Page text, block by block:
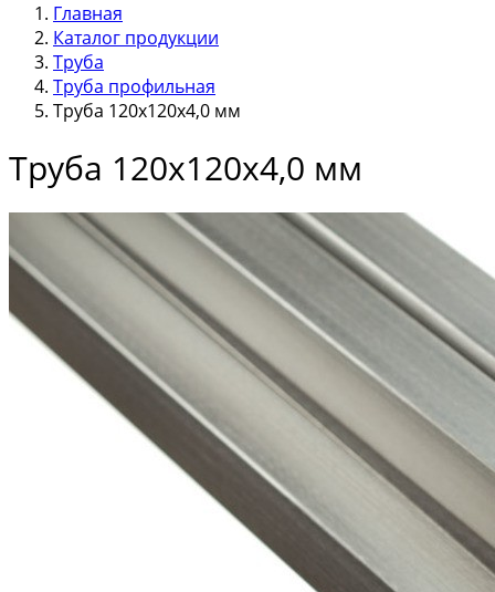
Главная
Каталог продукции
Труба
Труба профильная
Труба 120х120х4,0 мм
Труба 120х120х4,0 мм